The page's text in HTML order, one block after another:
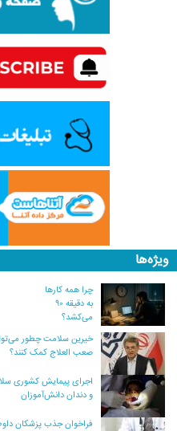
ویژه‌ها
چرا همه کارها
به دقیقه ۹۰
می‌کشد؟
خیرین سلامت چطور
صعب العلاج کمک کنند؟
اجرای پیمایش کشوری
و دندان دانش‌آموزان
فراخوان جذب پزشکان